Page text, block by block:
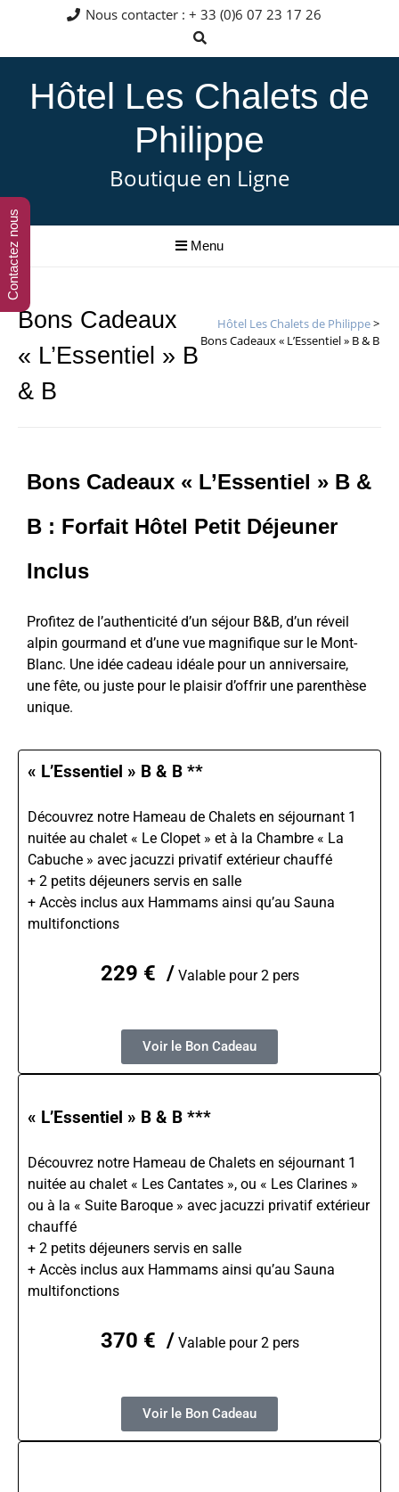
Nous contacter : + 33 (0)6 07 23 17 26
Hôtel Les Chalets de
Philippe
Boutique en Ligne
Menu
Bons Cadeaux
« L’Essentiel » B
& B
Hôtel Les Chalets de Philippe>
Bons Cadeaux « L’Essentiel » B & B
Bons Cadeaux « L’Essentiel » B &
B : Forfait Hôtel Petit Déjeuner
Inclus
Profitez de l’authenticité d’un séjour B&B, d’un réveil
alpin gourmand et d’une vue magnifique sur le Mont-
Blanc. Une idée cadeau idéale pour un anniversaire,
une fête, ou juste pour le plaisir d’offrir une parenthèse
unique.
« L’Essentiel » B & B **
Découvrez notre Hameau de Chalets en séjournant 1
nuitée au chalet « Le Clopet » et à la Chambre « La
Cabuche » avec jacuzzi privatif extérieur chauffé
+ 2 petits déjeuners servis en salle
+ Accès inclus aux Hammams ainsi qu’au Sauna
multifonctions
229 € / Valable pour 2 pers
Voir le Bon Cadeau
« L’Essentiel » B & B ***
Découvrez notre Hameau de Chalets en séjournant 1
nuitée au chalet « Les Cantates », ou « Les Clarines »
ou à la « Suite Baroque » avec jacuzzi privatif extérieur
chauffé
+ 2 petits déjeuners servis en salle
+ Accès inclus aux Hammams ainsi qu’au Sauna
multifonctions
370 € / Valable pour 2 pers
Voir le Bon Cadeau
Contactez nous